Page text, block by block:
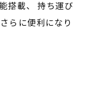
搭載、 持ち運び
らに便利になり